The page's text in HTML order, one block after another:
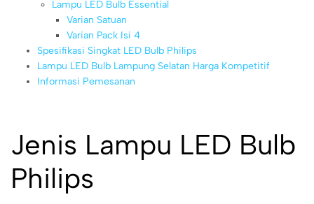
Lampu LED Bulb Essential
Varian Satuan
Varian Pack Isi 4
Spesifikasi Singkat LED Bulb Philips
Lampu LED Bulb Lampung Selatan Harga Kompetitif
Informasi Pemesanan
Jenis Lampu LED Bulb
Philips